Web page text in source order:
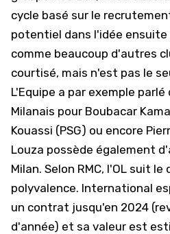
cycle basé sur le
potentiel dans l'idée
comme beaucoup d'autres
courtisé, mais n'est pas le
L'Equipe a par exemple
Milanais pour Boubacar
Kouassi (PSG) ou encore
Louza possède également
Milan. Selon RMC, l'OL suit
polyvalence. International
un contrat jusqu'en 2024
d'année) et sa valeur est